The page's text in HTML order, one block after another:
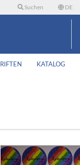
Suchen DE
KATALOG